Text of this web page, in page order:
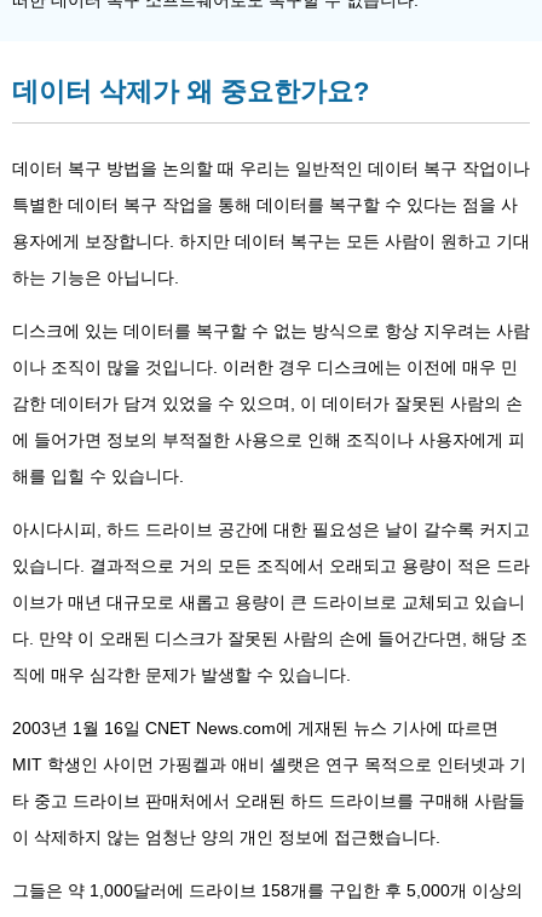
데이터 삭제가 왜 중요한가요?
데이터 복구 방법을 논의할 때 우리는 일반적인 데이터 복구 작업이나
특별한 데이터 복구 작업을 통해 데이터를 복구할 수 있다는 점을 사
용자에게 보장합니다. 하지만 데이터 복구는 모든 사람이 원하고 기대
하는 기능은 아닙니다.
디스크에 있는 데이터를 복구할 수 없는 방식으로 항상 지우려는 사람
이나 조직이 많을 것입니다. 이러한 경우 디스크에는 이전에 매우 민
감한 데이터가 담겨 있었을 수 있으며, 이 데이터가 잘못된 사람의 손
에 들어가면 정보의 부적절한 사용으로 인해 조직이나 사용자에게 피
해를 입힐 수 있습니다.
아시다시피, 하드 드라이브 공간에 대한 필요성은 날이 갈수록 커지고
있습니다. 결과적으로 거의 모든 조직에서 오래되고 용량이 적은 드라
이브가 매년 대규모로 새롭고 용량이 큰 드라이브로 교체되고 있습니
다. 만약 이 오래된 디스크가 잘못된 사람의 손에 들어간다면, 해당 조
직에 매우 심각한 문제가 발생할 수 있습니다.
2003년 1월 16일 CNET News.com에 게재된 뉴스 기사에 따르면
MIT 학생인 사이먼 가핑켈과 애비 셸랫은 연구 목적으로 인터넷과 기
타 중고 드라이브 판매처에서 오래된 하드 드라이브를 구매해 사람들
이 삭제하지 않는 엄청난 양의 개인 정보에 접근했습니다.
그들은 약 1,000달러에 드라이브 158개를 구입한 후 5,000개 이상의